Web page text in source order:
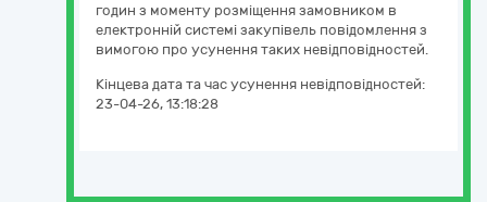
годин з моменту розміщення замовником в
електронній системі закупівель повідомлення з
вимогою про усунення таких невідповідностей.
Кінцева дата та час усунення невідповідностей:
23-04-26, 13:18:28